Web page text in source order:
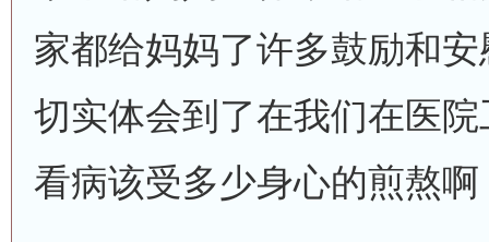
家都给妈妈了许多鼓励和
切实体会到了在我们在医
看病该受多少身心的煎熬啊